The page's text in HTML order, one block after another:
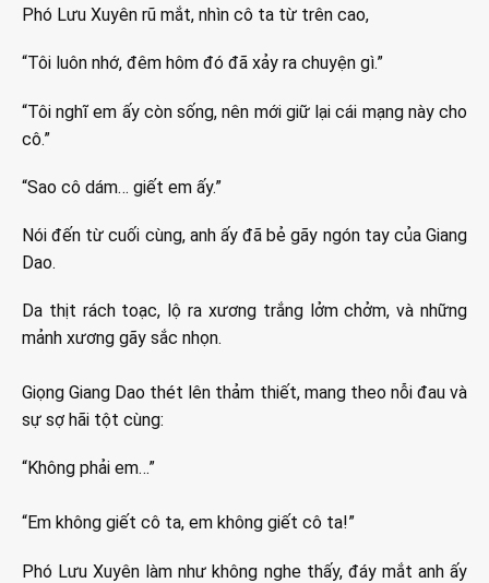
Phó Lưu Xuyên rũ mắt, nhìn cô ta từ trên cao,
“Tôi luôn nhớ, đêm hôm đó đã xảy ra chuyện gì.”
“Tôi nghĩ em ấy còn sống, nên mới giữ lại cái mạng này cho
cô.”
“Sao cô dám… giết em ấy.”
Nói đến từ cuối cùng, anh ấy đã bẻ gãy ngón tay của Giang
Dao.
Da thịt rách toạc, lộ ra xương trắng lởm chởm, và những
mảnh xương gãy sắc nhọn.
Giọng Giang Dao thét lên thảm thiết, mang theo nỗi đau và
sự sợ hãi tột cùng:
“Không phải em…”
“Em không giết cô ta, em không giết cô ta!”
Phó Lưu Xuyên làm như không nghe thấy, đáy mắt anh ấy